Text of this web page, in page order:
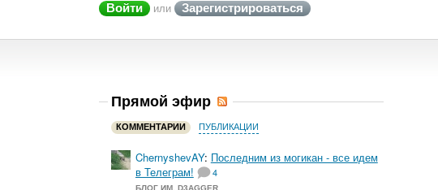
Войти или Зарегистрироваться
Прямой эфир
КОММЕНТАРИИ ПУБЛИКАЦИИ
ChernyshevAY: Последним из могикан - все идем
в Телеграм!
4
БЛОГ ИМ. D3AGGER